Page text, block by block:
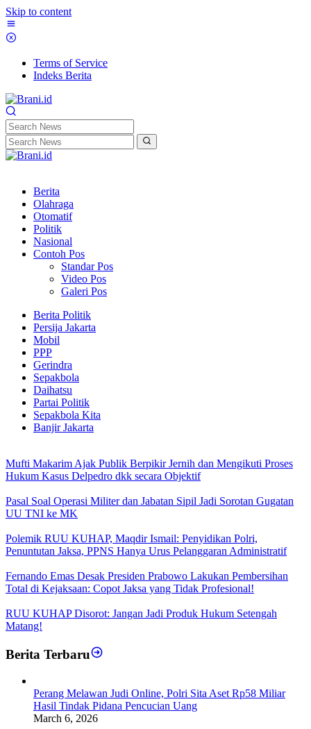
Skip to content
Terms of Service
Indeks Berita
Berita
Olahraga
Otomatif
Politik
Nasional
Contoh Pos
Standar Pos
Video Pos
Galeri Pos
Berita Politik
Persija Jakarta
Mobil
PPP
Gerindra
Sepakbola
Daihatsu
Partai Politik
Sepakbola Kita
Banjir Jakarta
Mufti Makarim Ajak Publik Berpikir Jernih dan Mengikuti Proses
Hukum Kasus Delpedro dkk secara Objektif
Pasal Soal Operasi Militer dan Jabatan Sipil Jadi Sorotan Gugatan
UU TNI ke MK
Polemik RUU KUHAP, Maqdir Ismail: Penyidikan Polri,
Penuntutan Jaksa, PPNS Hanya Urus Pelanggaran Administratif
Fernando Emas Desak Presiden Prabowo Lakukan Pembersihan
Total di Kejaksaan: Copot Jaksa yang Tidak Profesional!
RUU KUHAP Disorot: Jangan Jadi Produk Hukum Setengah
Matang!
Berita Terbaru
Perang Melawan Judi Online, Polri Sita Aset Rp58 Miliar
Hasil Tindak Pidana Pencucian Uang
March 6, 2026